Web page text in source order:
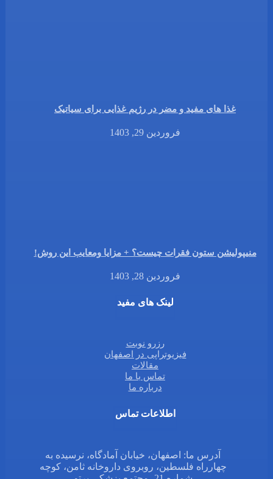
غذا های مفید و مضر در رژیم غذایی برای سیاتیک
فروردین 29, 1403
منیپولیشن ستون فقرات چیست؟ + مزایا ومعایب این روش!
فروردین 28, 1403
لینک های مفید
رزرو نوبت
فیزیوتراپی در اصفهان
مقالات
تماس با ما
درباره ما
اطلاعات تماس
آدرس ما: اصفهان، خیابان آمادگاه، نرسیده به
چهارراه فلسطین، روبروی داروخانه ثامن، کوچه